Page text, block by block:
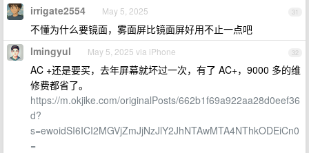
31
irrigate2554 May 5, 2025
不懂为什么要镜面，雾面屏比镜面屏好用不止一点吧
32
lmingyul May 5, 2025 via iPhone
AC +还是要买，去年屏幕就坏过一次，有了 AC+，9000 多的维
修费都省了。
https://m.okjike.com/originalPosts/662b1f69a922aa28d0eef36
d?
s=ewoidSI6ICI2MGVjZmJjNzJlY2JhNTAwMTA4NThkODEiCn0
=